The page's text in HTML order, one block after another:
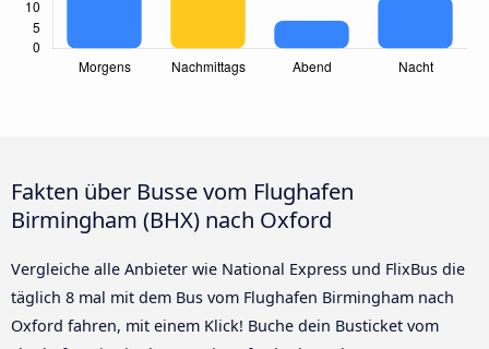
Fakten über Busse vom Flughafen
Birmingham (BHX) nach Oxford
Vergleiche alle Anbieter wie National Express und FlixBus die
täglich 8 mal mit dem Bus vom Flughafen Birmingham nach
Oxford fahren, mit einem Klick! Buche dein Busticket vom